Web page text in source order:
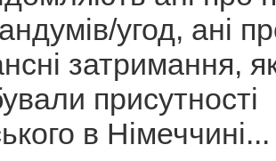
угод, ані
затримання,
присутності
в Німеччині...